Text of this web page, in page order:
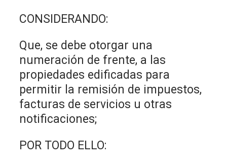
CONSIDERANDO:
Que, se debe otorgar una
numeración de frente, a las
propiedades edificadas para
permitir la remisión de impuestos,
facturas de servicios u otras
notificaciones;
POR TODO ELLO: